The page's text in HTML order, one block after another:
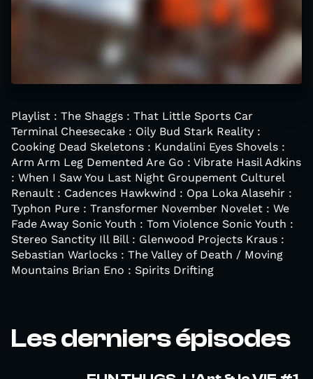
Playlist : The Shaggs : That Little Sports Car
Terminal Cheesecake : Oily Bud Stark Reality :
Cooking Dead Skeletons : Kundalini Eyes Shovels :
Arm Arm Leg Demented Are Go : Vibrate Hasil Adkins
: When I Saw You Last Night Groupement Culturel
Renault : Cadences Hawkwind : Opa Loka Alasehir :
Typhon Pure : Transformer November Novelet : We
Fade Away Sonic Youth : Tom Violence Sonic Youth :
Stereo Sanctity Ill Bill : Glenwood Projects Kraus :
Sebastian Warlocks : The Valley of Death / Moving
Mountains Brian Eno : Spirits Drifting
Les derniers épisodes